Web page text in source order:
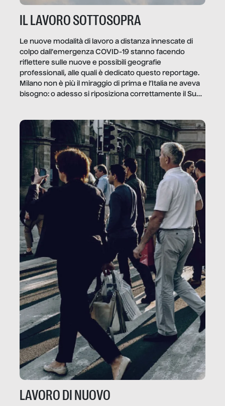
IL LAVORO SOTTOSOPRA
Le nuove modalità di lavoro a distanza innescate di
colpo dall’emergenza COVID-19 stanno facendo
riflettere sulle nuove e possibili geografie
professionali, alle quali è dedicato questo reportage.
Milano non è più il miraggio di prima e l’Italia ne aveva
bisogno: o adesso si riposiziona correttamente il Sud
LAVORO DI NUOVO